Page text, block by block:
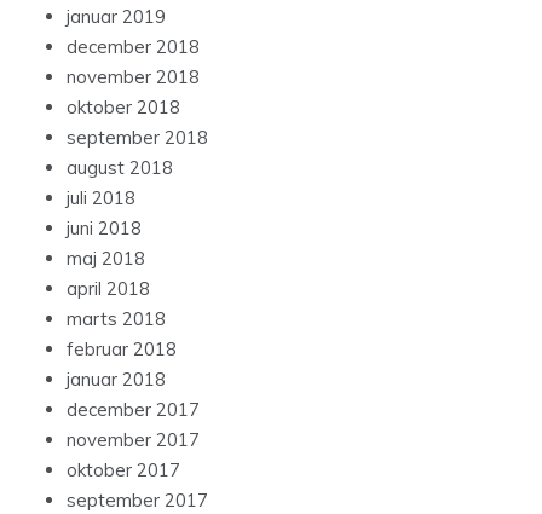
januar 2019
december 2018
november 2018
oktober 2018
september 2018
august 2018
juli 2018
juni 2018
maj 2018
april 2018
marts 2018
februar 2018
januar 2018
december 2017
november 2017
oktober 2017
september 2017